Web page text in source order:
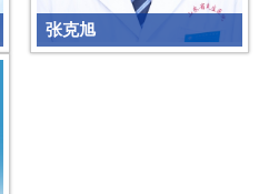
张克旭
济宁市神经调控重点实验室